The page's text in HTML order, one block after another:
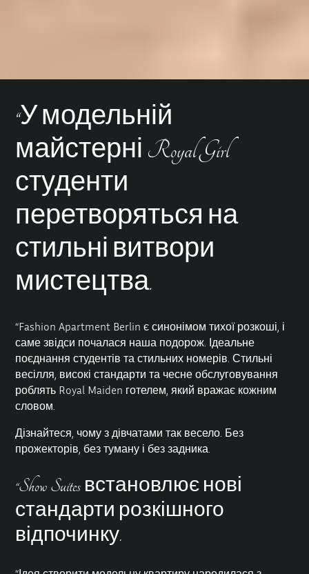
“У модельній
майстерні Royal Girl
студенти
перетворяться на
стильні витвори
мистецтва.
“Fashion Apartment Berlin є синонімом тихої розкоші, і
саме звідси почалася наша подорож. Ідеальне
поєднання студентів та стильних номерів. Стильні
весілля, високі стандарти та чесне обслуговування
роблять Royal Maiden готелем, який вражає кожним
словом.
Дізнайтеся, чому з дівчатами так весело. Без
прожекторів, без туману і без задника.
“Show Suites встановлює нові
стандарти розкішного
відпочинку.